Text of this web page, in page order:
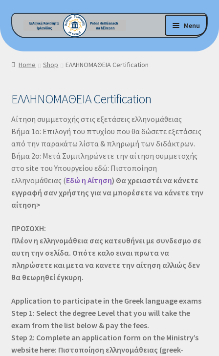
Skip
to
Skip
to
Menu
E-Shop Home
Checkout
Cart
Βοήθεια !
GDPR Privacy Policy
H.C.I.-Garda Vetting Policy
Child Protection Policy
KLIK App
Lost password
Home Shop ΕΛΛΗΝΟΜΑΘΕΙΑ Certification
ΕΛΛΗΝΟΜΑΘΕΙΑ Certification
Αίτηση συμμετοχής στις εξετάσεις ελληνομάθειας
Βήμα 1ο: Επιλογή του πτυχίου που θα δώσετε εξετάσεις
από την παρακάτω λίστα & πληρωμή των διδάκτρων.
Βήμα 2ο: Μετά Συμπληρώνετε την αίτηση συμμετοχής
στο site του Υπουργείου εδώ: Πιστοποίηση
ελληνομάθειας (Εδώ η Αίτηση) Θα χρειαστέι να κάνετε
εγγραφή σαν χρήστης για να μπορέσετε να κάνετε την
αίτηση>
ΠΡΟΣΟΧΗ:
Πλέον η ελληνομάθεια σας κατευθήνει με συνδεσμο σε
αυτη την σελίδα. Οπότε καλο ειναι πρωτα να
πληρώσετε και μετα να κανετε την αίτηση αλλιώς δεν
θα θεωρηθεί έγκυρη.
Application to participate in the Greek language exams
Step 1: Select the degree Level that you will take the
exam from the list below & pay the fees.
Step 2: Complete an application form on the Ministry’s
website here: Πιστοποίηση ελληνομάθειας (greek-